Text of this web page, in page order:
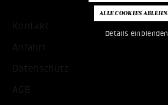
Details einblenden
Kontakt
Anfahrt
Datenschutz
AGB